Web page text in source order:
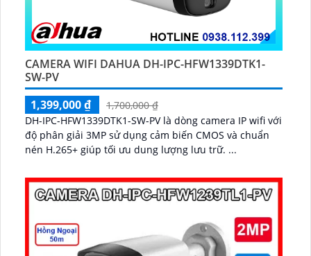
CAMERA WIFI DAHUA DH-IPC-HFW1339DTK1-
SW-PV
1,399,000 ₫
1,700,000 ₫
DH-IPC-HFW1339DTK1-SW-PV là dòng camera IP wifi với
độ phân giải 3MP sử dụng cảm biến CMOS và chuẩn
nén H.265+ giúp tối ưu dung lượng lưu trữ. ...